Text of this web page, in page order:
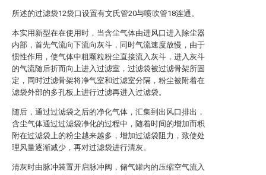
所述的过滤袋12袋口设置有文氏管20与喷吹管18连通。
本实用新型在在使用时，当含尘气体由进风口进入除尘器
内部，首先气流向下流向灰斗，同时气流速度放慢，由于
惯性作用，使气体中粗颗粒粉尘直接流入灰斗，进入灰斗
的气流随后折而向上进入过滤室，过滤袋被过滤骨架所固
定，同时过滤骨架将净气室和过滤室分隔，粉尘被附着在
滤袋外部的多孔板上进行过滤再进入过滤袋。
随后，通过过滤袋之后的净化气体，汇集到出风口排出，
含尘气体通过过滤袋净化的过程中，随着时间的增加而积
附在过滤袋上的粉尘越来越多，增加过滤袋阻力，致使处
理风量逐渐减少，再对过滤袋进行清灰。
清灰时由脉冲装置开启脉冲阀，储气罐内的压缩空气流入